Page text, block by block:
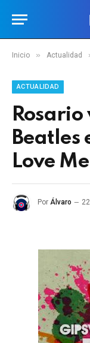
Inicio » Actualidad
ACTUALIDAD
Rosario
Beatles
Love Me
Por Álvaro